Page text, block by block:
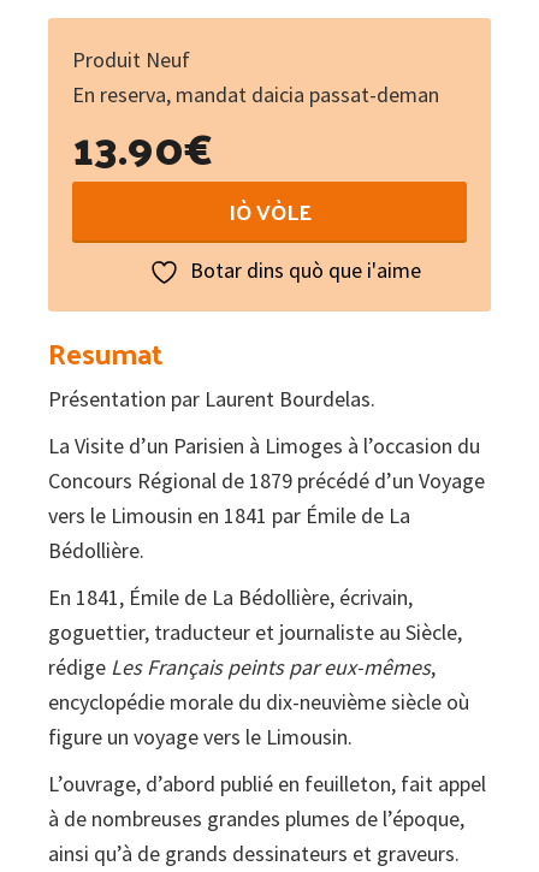
Produit Neuf
En reserva, mandat daicia passat-deman
13.90€
visite
Limoges
quantity
IÒ VÒLE
Botar dins quò que i'aime
Resumat
Présentation par Laurent Bourdelas.
La Visite d’un Parisien à Limoges à l’occasion du
Concours Régional de 1879 précédé d’un Voyage
vers le Limousin en 1841 par Émile de La
Bédollière.
En 1841, Émile de La Bédollière, écrivain,
goguettier, traducteur et journaliste au Siècle,
rédige Les Français peints par eux-mêmes,
encyclopédie morale du dix-neuvième siècle où
figure un voyage vers le Limousin.
L’ouvrage, d’abord publié en feuilleton, fait appel
à de nombreuses grandes plumes de l’époque,
ainsi qu’à de grands dessinateurs et graveurs.